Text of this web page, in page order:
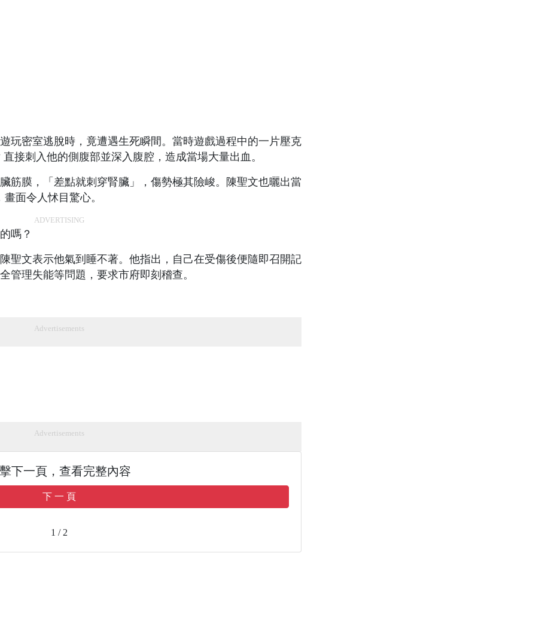
玩密室逃脫時，竟遭遇生死瞬間。當時遊戲過程中的一片壓克
接刺入他的側腹部並深入腹腔，造成當場大量出血。
筋膜，「差點就刺穿腎臟」，傷勢極其險峻。陳聖文也曬出當
面令人怵目驚心。
ADVERTISING
嗎？
聖文表示他氣到睡不著。他指出，自己在受傷後便隨即召開記
管理失能等問題，要求市府即刻稽查。
Advertisements
Advertisements
下一頁，查看完整內容
下 一 頁
1 / 2